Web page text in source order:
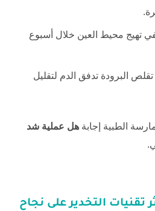
تهيج محيط العين خلال أسبوع
تقلص البرودة تدفق الدم لتقليل
الطبية إجابة هل عملية شد
تقنيات التخدير على نجاح